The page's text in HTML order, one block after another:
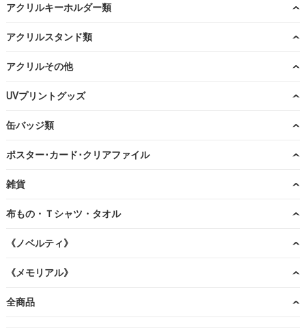
アクリルキーホルダー類
アクリルスタンド類
アクリルその他
UVプリントグッズ
缶バッジ類
ポスター･カード･クリアファイル
雑貨
布もの・Ｔシャツ・タオル
《ノベルティ》
《メモリアル》
全商品